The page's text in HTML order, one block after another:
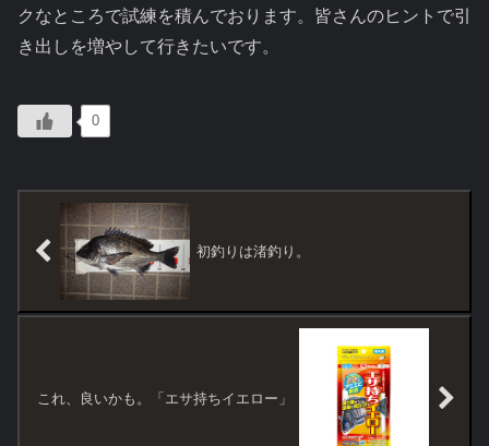
クなところで試練を積んでおります。皆さんのヒントで引
き出しを増やして行きたいです。
0
初釣りは渚釣り。
これ、良いかも。「エサ持ちイエロー」